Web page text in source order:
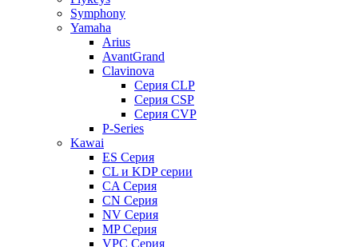
Symphony
Yamaha
Arius
AvantGrand
Clavinova
Серия CLP
Серия CSP
Серия CVP
P-Series
Kawai
ES Серия
CL и KDP серии
CA Серия
CN Серия
NV Серия
MP Серия
VPC Серия